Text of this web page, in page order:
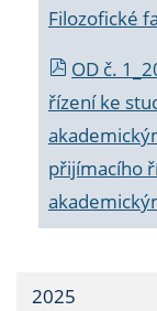
Filozofické
OD č.
řízení ke
přijímacího
2025